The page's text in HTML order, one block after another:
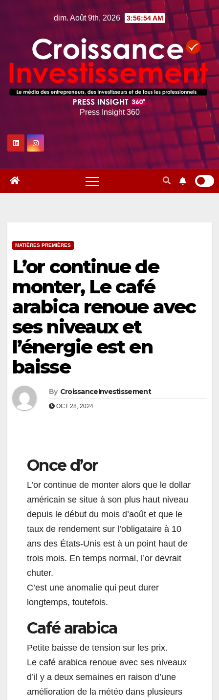
dim. Août 9th, 2026 3:56:55 AM
Press Insight 360
MATIÈRES PREMIÈRES
L’or continue de
monter, Le café
arabica renoue avec
ses niveaux et
l’énergie est en
baisse
By CroissanceInvestissement
OCT 28, 2024
Once d’or
L’or continue de monter alors que le dollar
américain se situe à son plus haut niveau
depuis le début du mois d’août et que le
taux de rendement sur l’obligataire à 10
ans des États-Unis est à un point haut de
trois mois. En temps normal, l’or devrait
chuter.
C’est une anomalie qui peut durer
longtemps, toutefois.
Café arabica
Petite baisse de tension sur les prix.
Le café arabica renoue avec ses niveaux
d’il y a deux semaines en raison d’une
amélioration de la météo dans plusieurs